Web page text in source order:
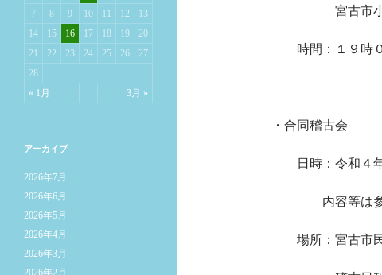
宮古市小山田
時間：１９時０
・合同稽古会
日時：令和４年
内容等は参加
場所：宮古市民
« 1月 3月 »
7
8 9 10 11 12
13
14
15 16 17 18 19
20
21
22 23 24 25 26
27
28
アーカイブ
2026年7月
2026年6月
2026年5月
2026年4月
2026年3月
2026年2月